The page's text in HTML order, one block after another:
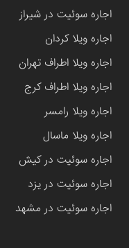
اجاره سوئیت در شیراز
اجاره ویلا کردان
اجاره ویلا اطراف تهران
اجاره ویلا اطراف کرج
اجاره ویلا رامسر
اجاره ویلا ماسال
اجاره سوئیت در کیش
اجاره سوئیت در یزد
اجاره سوئیت در مشهد